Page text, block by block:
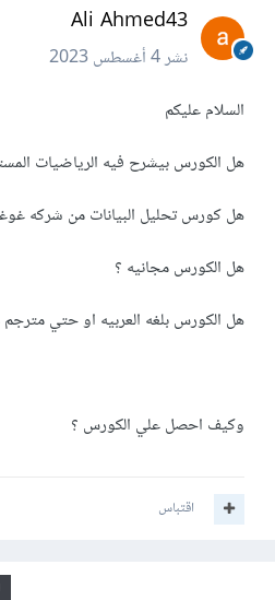
Ali Ahmed43
نشر4 أغسطس 2023
السلام عليكم
هل الكورس بيشرح فيه الرياضيات
هل كورس تحليل البيانات من شركه
هل الكورس مجانيه ؟
هل الكورس بلغه العربيه او حتي
وكيف احصل علي الكورس ؟
اقتباس